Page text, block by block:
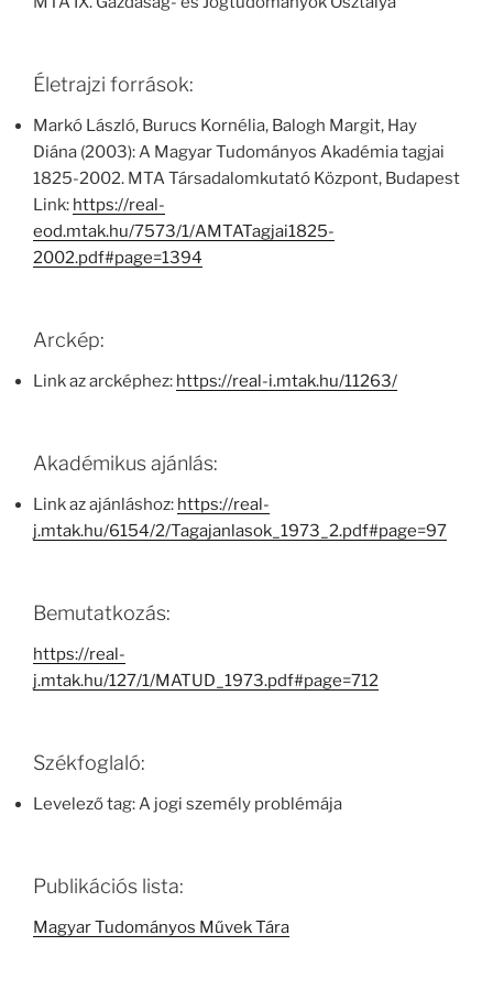
Életrajzi források:
Markó László, Burucs Kornélia, Balogh Margit, Hay
Diána (2003): A Magyar Tudományos Akadémia tagjai
1825-2002. MTA Társadalomkutató Központ, Budapest
Link: https://real-
eod.mtak.hu/7573/1/AMTATagjai1825-
2002.pdf#page=1394
Arckép:
Link az arcképhez: https://real-i.mtak.hu/11263/
Akadémikus ajánlás:
Link az ajánláshoz: https://real-
j.mtak.hu/6154/2/Tagajanlasok_1973_2.pdf#page=97
Bemutatkozás:
https://real-
j.mtak.hu/127/1/MATUD_1973.pdf#page=712
Székfoglaló:
Levelező tag: A jogi személy problémája
Publikációs lista:
Magyar Tudományos Művek Tára